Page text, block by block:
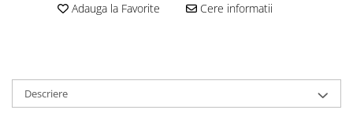
Adauga la Favorite Cere informatii
Descriere